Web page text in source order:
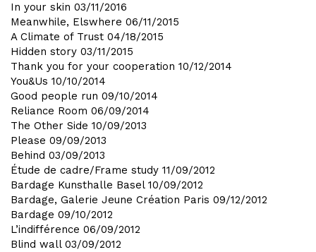
In your skin 03/11/2016
Meanwhile, Elswhere 06/11/2015
A Climate of Trust 04/18/2015
Hidden story 03/11/2015
Thank you for your cooperation 10/12/2014
You&Us 10/10/2014
Good people run 09/10/2014
Reliance Room 06/09/2014
The Other Side 10/09/2013
Please 09/09/2013
Behind 03/09/2013
Étude de cadre/Frame study 11/09/2012
Bardage Kunsthalle Basel 10/09/2012
Bardage, Galerie Jeune Création Paris 09/12/2012
Bardage 09/10/2012
L’indifférence 06/09/2012
Blind wall 03/09/2012